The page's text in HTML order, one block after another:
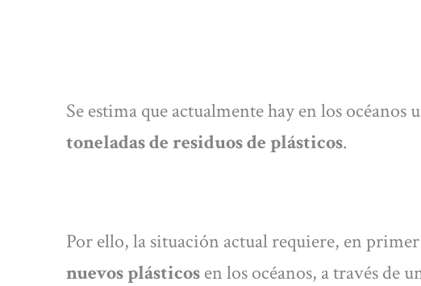
Se estima que actualmente hay en los océanos
toneladas de residuos de plásticos.
Por ello, la situación actual requiere, en
nuevos plásticosen los océanos, a través de